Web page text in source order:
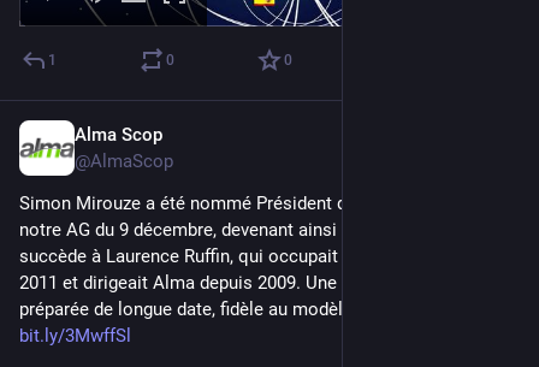
1 0 0
Alma Scop
@AlmaScop
Simon Mirouze a été nommé Président d’Alma à l’issue de
notre AG du 9 décembre, devenant ainsi PDG de notre Scop. Il
succède à Laurence Ruffin, qui occupait la présidence depuis
2011 et dirigeait Alma depuis 2009. Une transmission
préparée de longue date, fidèle au modèle coopératif.
bit.ly/3MwffSl